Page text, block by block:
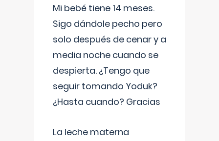
Mi bebé tiene 14 meses.
Sigo dándole pecho pero
solo después de cenar y a
media noche cuando se
despierta. ¿Tengo que
seguir tomando Yoduk?
¿Hasta cuando? Gracias
La leche materna